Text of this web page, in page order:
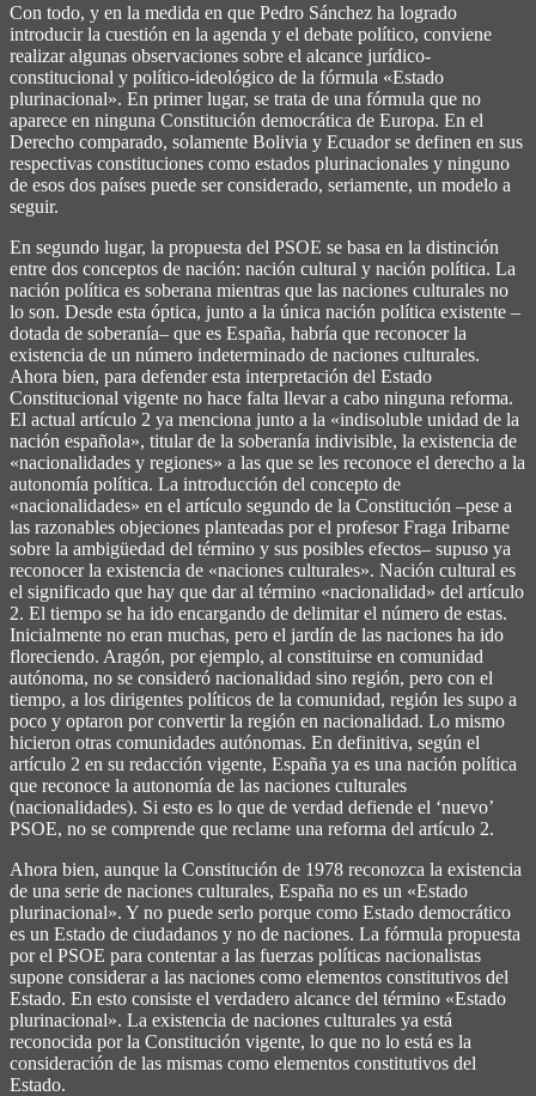
Con todo, y en la medida en que Pedro Sánchez ha logrado
introducir la cuestión en la agenda y el debate político, conviene
realizar algunas observaciones sobre el alcance jurídico-
constitucional y político-ideológico de la fórmula «Estado
plurinacional». En primer lugar, se trata de una fórmula que no
aparece en ninguna Constitución democrática de Europa. En el
Derecho comparado, solamente Bolivia y Ecuador se definen en sus
respectivas constituciones como estados plurinacionales y ninguno
de esos dos países puede ser considerado, seriamente, un modelo a
seguir.
En segundo lugar, la propuesta del PSOE se basa en la distinción
entre dos conceptos de nación: nación cultural y nación política. La
nación política es soberana mientras que las naciones culturales no
lo son. Desde esta óptica, junto a la única nación política existente –
dotada de soberanía– que es España, habría que reconocer la
existencia de un número indeterminado de naciones culturales.
Ahora bien, para defender esta interpretación del Estado
Constitucional vigente no hace falta llevar a cabo ninguna reforma.
El actual artículo 2 ya menciona junto a la «indisoluble unidad de la
nación española», titular de la soberanía indivisible, la existencia de
«nacionalidades y regiones» a las que se les reconoce el derecho a la
autonomía política. La introducción del concepto de
«nacionalidades» en el artículo segundo de la Constitución –pese a
las razonables objeciones planteadas por el profesor Fraga Iribarne
sobre la ambigüedad del término y sus posibles efectos– supuso ya
reconocer la existencia de «naciones culturales». Nación cultural es
el significado que hay que dar al término «nacionalidad» del artículo
2. El tiempo se ha ido encargando de delimitar el número de estas.
Inicialmente no eran muchas, pero el jardín de las naciones ha ido
floreciendo. Aragón, por ejemplo, al constituirse en comunidad
autónoma, no se consideró nacionalidad sino región, pero con el
tiempo, a los dirigentes políticos de la comunidad, región les supo a
poco y optaron por convertir la región en nacionalidad. Lo mismo
hicieron otras comunidades autónomas. En definitiva, según el
artículo 2 en su redacción vigente, España ya es una nación política
que reconoce la autonomía de las naciones culturales
(nacionalidades). Si esto es lo que de verdad defiende el ‘nuevo’
PSOE, no se comprende que reclame una reforma del artículo 2.
Ahora bien, aunque la Constitución de 1978 reconozca la existencia
de una serie de naciones culturales, España no es un «Estado
plurinacional». Y no puede serlo porque como Estado democrático
es un Estado de ciudadanos y no de naciones. La fórmula propuesta
por el PSOE para contentar a las fuerzas políticas nacionalistas
supone considerar a las naciones como elementos constitutivos del
Estado. En esto consiste el verdadero alcance del término «Estado
plurinacional». La existencia de naciones culturales ya está
reconocida por la Constitución vigente, lo que no lo está es la
consideración de las mismas como elementos constitutivos del
Estado.